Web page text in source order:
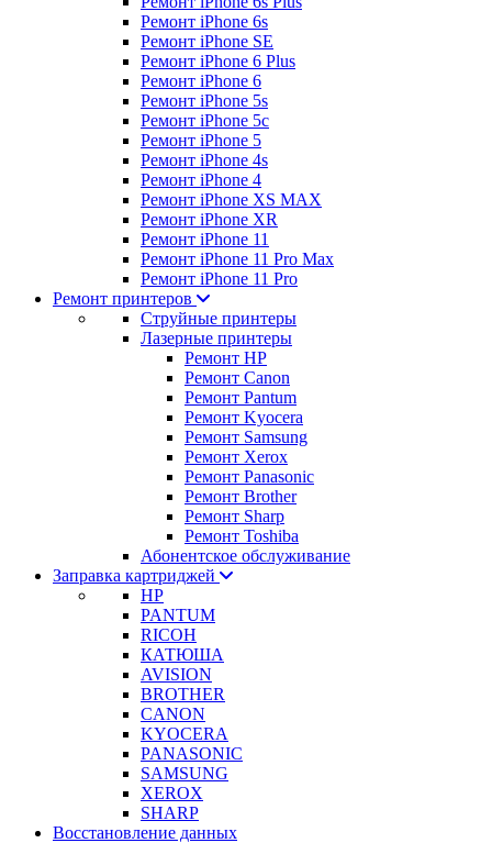
Ремонт iPhone 6s
Ремонт iPhone SE
Ремонт iPhone 6 Plus
Ремонт iPhone 6
Ремонт iPhone 5s
Ремонт iPhone 5c
Ремонт iPhone 5
Ремонт iPhone 4s
Ремонт iPhone 4
Ремонт iPhone XS MAX
Ремонт iPhone XR
Ремонт iPhone 11
Ремонт iPhone 11 Pro Max
Ремонт iPhone 11 Pro
Ремонт принтеров
Струйные принтеры
Лазерные принтеры
Ремонт HP
Ремонт Canon
Ремонт Pantum
Ремонт Kyocera
Ремонт Samsung
Ремонт Xerox
Ремонт Panasonic
Ремонт Brother
Ремонт Sharp
Ремонт Toshiba
Абонентское обслуживание
Заправка картриджей
HP
PANTUM
RICOH
КАТЮША
AVISION
BROTHER
CANON
KYOCERA
PANASONIC
SAMSUNG
XEROX
SHARP
Восстановление данных